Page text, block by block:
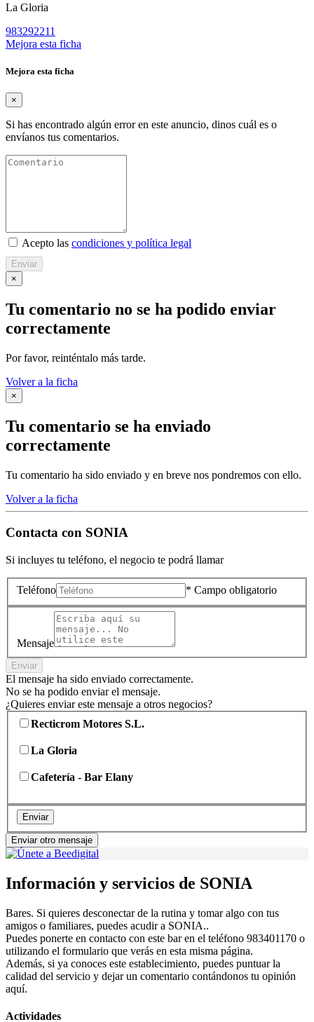
La Gloria
983292211
Mejora esta ficha
Mejora esta ficha
×
Si has encontrado algún error en este anuncio, dinos cuál es o
envíanos tus comentarios.
Acepto las condiciones y política legal
Enviar
×
Tu comentario no se ha podido enviar
correctamente
Por favor, reinténtalo más tarde.
Volver a la ficha
×
Tu comentario se ha enviado
correctamente
Tu comentario ha sido enviado y en breve nos pondremos con ello.
Volver a la ficha
Contacta con SONIA
Si incluyes tu teléfono, el negocio te podrá llamar
Teléfono * Campo obligatorio
Mensaje
Enviar
El mensaje ha sido enviado correctamente.
No se ha podido enviar el mensaje.
¿Quieres enviar este mensaje a otros negocios?
Recticrom Motores S.L.
La Gloria
Cafetería - Bar Elany
Enviar
Enviar otro mensaje
Información y servicios de SONIA
Bares. Si quieres desconectar de la rutina y tomar algo con tus
amigos o familiares, puedes acudir a SONIA..
Puedes ponerte en contacto con este bar en el teléfono 983401170 o
utilizando el formulario que verás en esta misma página.
Además, si ya conoces este establecimiento, puedes puntuar la
calidad del servicio y dejar un comentario contándonos tu opinión
aquí.
Actividades